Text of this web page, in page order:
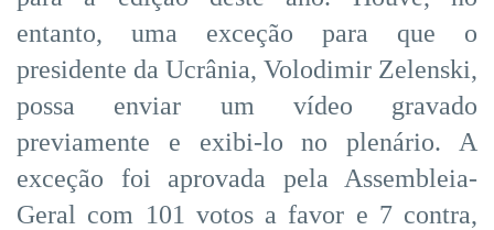
entanto, uma exceção para que o
presidente da Ucrânia, Volodimir Zelenski,
possa enviar um vídeo gravado
previamente e exibi-lo no plenário. A
exceção foi aprovada pela Assembleia-
Geral com 101 votos a favor e 7 contra,